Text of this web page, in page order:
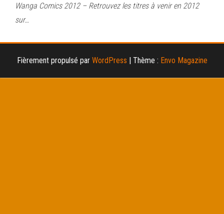
Wanga Comics 2012 – Retrouvez les titres à venir en 2012
sur…
Fièrement propulsé par WordPress | Thème : Envo Magazine